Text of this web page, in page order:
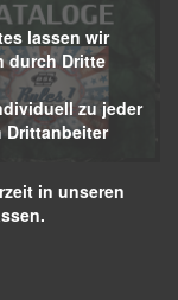
lassen wir
durch Dritte
zu jeder
Drittanbeiter
in unseren